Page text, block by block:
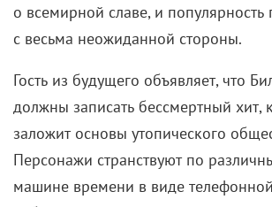
о всемирной славе, и
с весьма неожиданной стороны.
Гость из будущего объявляет, что
должны записать бессмертный хит,
заложит основы утопического
Персонажи странствуют по
машине времени в виде